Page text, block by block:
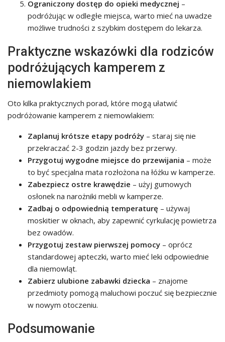
Ograniczony dostęp do opieki medycznej –
podróżując w odległe miejsca, warto mieć na uwadze
możliwe trudności z szybkim dostępem do lekarza.
Praktyczne wskazówki dla rodziców
podróżujących kamperem z
niemowlakiem
Oto kilka praktycznych porad, które mogą ułatwić
podróżowanie kamperem z niemowlakiem:
Zaplanuj krótsze etapy podróży – staraj się nie
przekraczać 2-3 godzin jazdy bez przerwy.
Przygotuj wygodne miejsce do przewijania – może
to być specjalna mata rozłożona na łóżku w kamperze.
Zabezpiecz ostre krawędzie – użyj gumowych
osłonek na narożniki mebli w kamperze.
Zadbaj o odpowiednią temperaturę – używaj
moskitier w oknach, aby zapewnić cyrkulację powietrza
bez owadów.
Przygotuj zestaw pierwszej pomocy – oprócz
standardowej apteczki, warto mieć leki odpowiednie
dla niemowląt.
Zabierz ulubione zabawki dziecka – znajome
przedmioty pomogą maluchowi poczuć się bezpiecznie
w nowym otoczeniu.
Podsumowanie